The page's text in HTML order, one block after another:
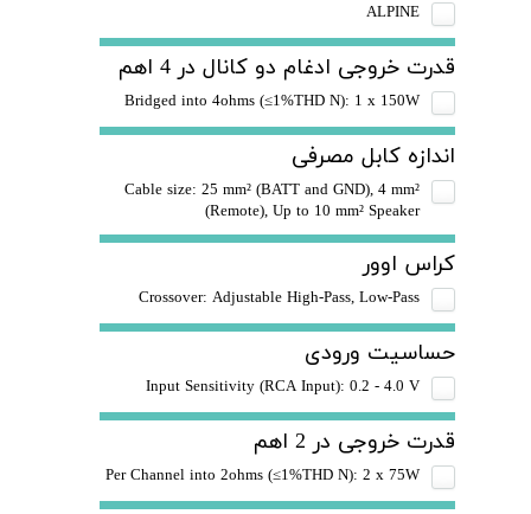
ALPINE
قدرت خروجی ادغام دو کانال در 4 اهم
Bridged into 4ohms (≤1%THD N): 1 x 150W
اندازه کابل مصرفی
Cable size: 25 mm² (BATT and GND), 4 mm²
(Remote), Up to 10 mm² Speaker
کراس اوور
Crossover: Adjustable High-Pass, Low-Pass
حساسیت ورودی
Input Sensitivity (RCA Input): 0.2 - 4.0 V
قدرت خروجی در 2 اهم
Per Channel into 2ohms (≤1%THD N): 2 x 75W